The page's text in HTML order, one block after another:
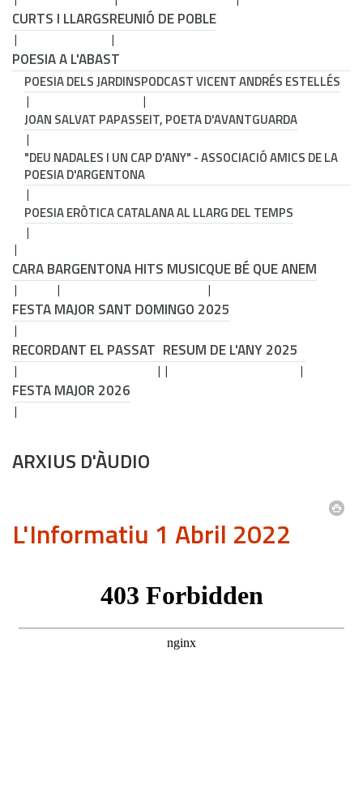
CURTS I LLARGSREUNIÓ DE POBLE
POESIA A L'ABAST
POESIA DELS JARDINSPODCAST VICENT ANDRÉS ESTELLÉS
JOAN SALVAT PAPASSEIT, POETA D'AVANTGUARDA
"DEU NADALES I UN CAP D'ANY" - ASSOCIACIÓ AMICS DE LA
POESIA D'ARGENTONA
POESIA ERÒTICA CATALANA AL LLARG DEL TEMPS
CARA BARGENTONA HITS MUSICQUE BÉ QUE ANEM
FESTA MAJOR SANT DOMINGO 2025
RECORDANT EL PASSAT RESUM DE L'ANY 2025
FESTA MAJOR 2026
ARXIUS D'ÀUDIO
L'Informatiu 1 Abril 2022